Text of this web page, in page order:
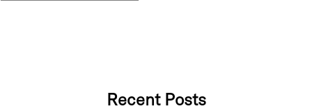
Recent Posts